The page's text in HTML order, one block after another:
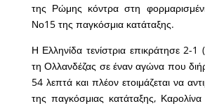
της Ρώμης κόντρα στη
Νο15 της παγκόσμια κατάταξης.
Η Ελληνίδα τενίστρια επικράτησε 2-
τη Ολλανδέζας σε έναν αγώνα που
54 λεπτά και πλέον ετοιμάζεται να
της παγκόσμιας κατάταξης,